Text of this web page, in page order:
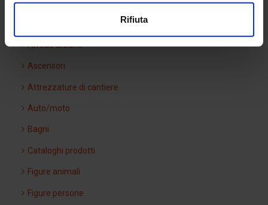
Rifiuta
Arredi interni
Arredo urbano
Ascensori
Attrezzature di cantiere
Auto/moto
Bagni
Cataloghi prodotti
Figure animali
Figure persone